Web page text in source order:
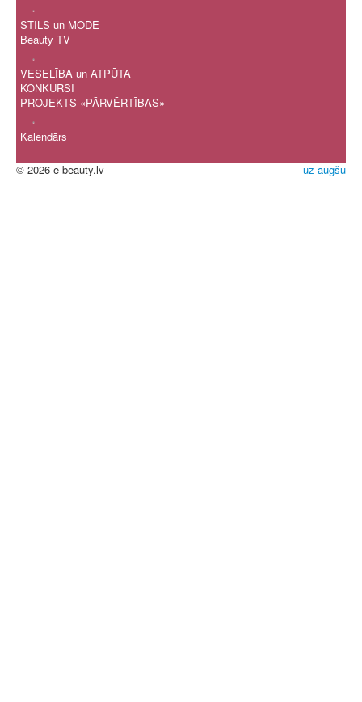
.
STILS un MODE
Beauty TV
.
VESELĪBA un ATPŪTA
KONKURSI
PROJEKTS «PĀRVĒRTĪBAS»
.
Kalendārs
uz augšu
© 2026 e-beauty.lv